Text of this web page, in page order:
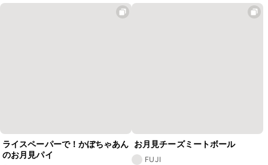
ライスペーパーで！かぼちゃあん
のお月見パイ
お月見チーズミートボール
FUJI